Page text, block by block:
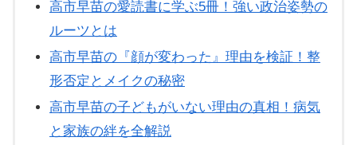
高市早苗の愛読書に学ぶ5冊！強い政治姿勢の
ルーツとは
高市早苗の『顔が変わった』理由を検証！整
形否定とメイクの秘密
高市早苗の子どもがいない理由の真相！病気
と家族の絆を全解説